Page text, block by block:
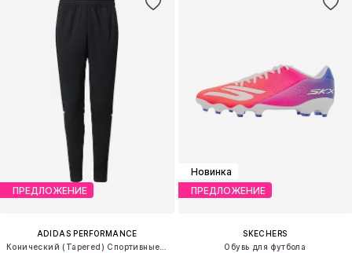
ПРЕДЛОЖЕНИЕ
ADIDAS PERFORMANCE
Новинка
ПРЕДЛОЖЕНИЕ
SKECHERS
Обувь для футбола